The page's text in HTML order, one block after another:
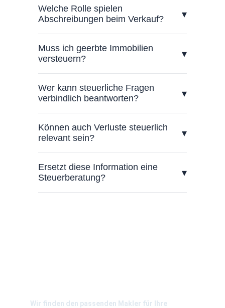
Wir finden den passenden Makler für Ihre